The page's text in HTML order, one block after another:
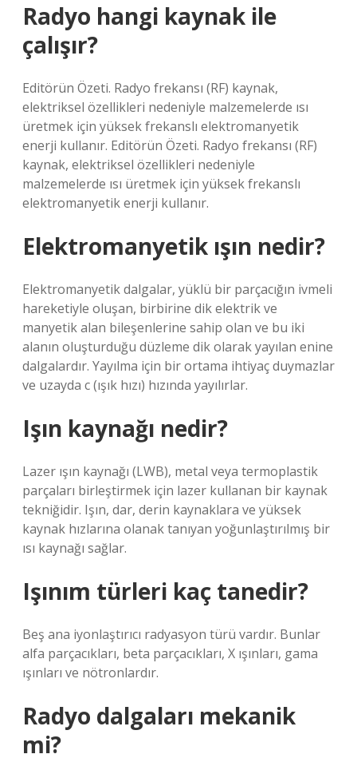
Radyo hangi kaynak ile
çalışır?
Editörün Özeti. Radyo frekansı (RF) kaynak,
elektriksel özellikleri nedeniyle malzemelerde ısı
üretmek için yüksek frekanslı elektromanyetik
enerji kullanır. Editörün Özeti. Radyo frekansı (RF)
kaynak, elektriksel özellikleri nedeniyle
malzemelerde ısı üretmek için yüksek frekanslı
elektromanyetik enerji kullanır.
Elektromanyetik ışın nedir?
Elektromanyetik dalgalar, yüklü bir parçacığın ivmeli
hareketiyle oluşan, birbirine dik elektrik ve
manyetik alan bileşenlerine sahip olan ve bu iki
alanın oluşturduğu düzleme dik olarak yayılan enine
dalgalardır. Yayılma için bir ortama ihtiyaç duymazlar
ve uzayda c (ışık hızı) hızında yayılırlar.
Işın kaynağı nedir?
Lazer ışın kaynağı (LWB), metal veya termoplastik
parçaları birleştirmek için lazer kullanan bir kaynak
tekniğidir. Işın, dar, derin kaynaklara ve yüksek
kaynak hızlarına olanak tanıyan yoğunlaştırılmış bir
ısı kaynağı sağlar.
Işınım türleri kaç tanedir?
Beş ana iyonlaştırıcı radyasyon türü vardır. Bunlar
alfa parçacıkları, beta parçacıkları, X ışınları, gama
ışınları ve nötronlardır.
Radyo dalgaları mekanik
mi?